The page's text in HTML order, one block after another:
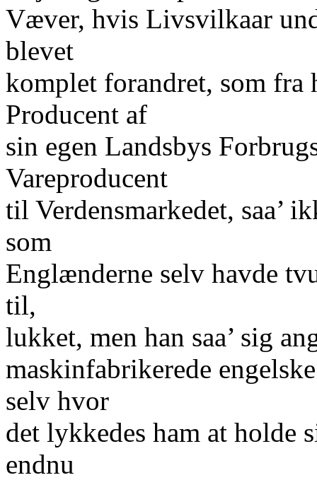
Væver, hvis Livsvilkaar
blevet
komplet forandret, som fra
Producent af
sin egen Landsbys
Vareproducent
til Verdensmarkedet, saa’
som
Englænderne selv havde
til,
lukket, men han saa’ sig
maskinfabrikerede
selv hvor
det lykkedes ham at holde
endnu